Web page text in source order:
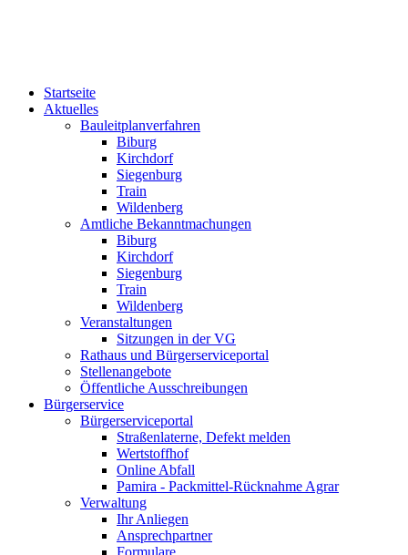
Startseite
Aktuelles
Bauleitplanverfahren
Biburg
Kirchdorf
Siegenburg
Train
Wildenberg
Amtliche Bekanntmachungen
Biburg
Kirchdorf
Siegenburg
Train
Wildenberg
Veranstaltungen
Sitzungen in der VG
Rathaus und Bürgerserviceportal
Stellenangebote
Öffentliche Ausschreibungen
Bürgerservice
Bürgerserviceportal
Straßenlaterne, Defekt melden
Wertstoffhof
Online Abfall
Pamira - Packmittel-Rücknahme Agrar
Verwaltung
Ihr Anliegen
Ansprechpartner
Formulare